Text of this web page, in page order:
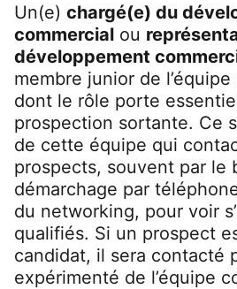
Un(e) chargé(e) du
commercial ou
développement
membre junior de
dont le rôle porte
prospection sortante. Ce
de cette équipe qui
prospects, souvent par le
démarchage par
du networking, pour voir
qualifiés. Si un prospect
candidat, il sera contacté
expérimenté de l’équipe